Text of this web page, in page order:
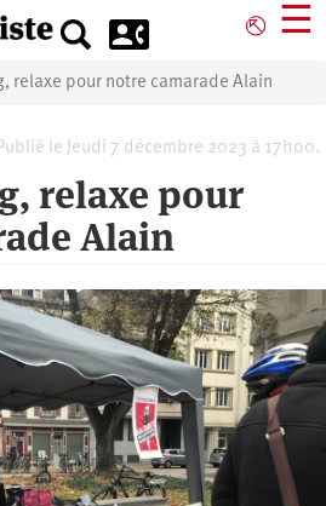
⎋ ☰
relaxe pour notre camarade Alain
le Jeudi 7 décembre 2023 à 17h00.
relaxe pour
Alain